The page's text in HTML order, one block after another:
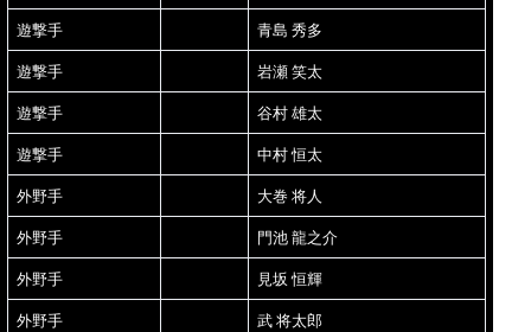
遊撃手 青島 秀多
遊撃手 岩瀬 笑太
遊撃手 谷村 雄太
遊撃手 中村 恒太
外野手 大巻 将人
外野手 門池 龍之介
外野手 見坂 恒輝
外野手 武 将太郎